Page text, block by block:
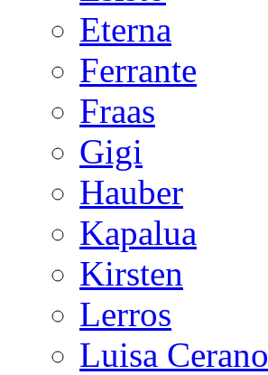
Eterna
Ferrante
Fraas
Gigi
Hauber
Kapalua
Kirsten
Lerros
Luisa Cerano